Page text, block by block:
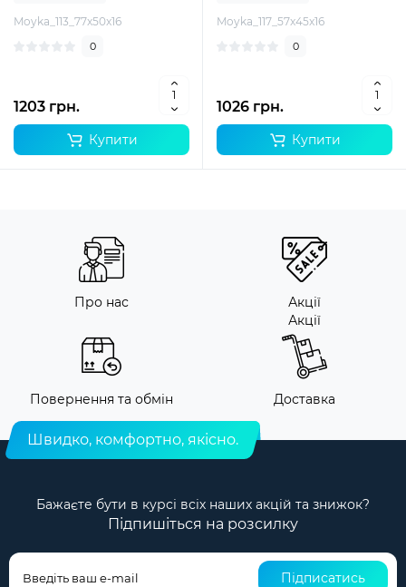
Moyka_113_77x50x16
0
1203 грн.
Купити
Moyka_117_57x45x16
0
1026 грн.
Купити
Про нас
Акції
Акції
Повернення та обмін Доставка
Швидко, комфортно, якісно.
Бажаєте бути в курсі всіх наших акцій та знижок?
Підпишіться на розсилку
Підписатись